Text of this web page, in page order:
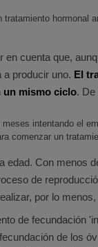
hormonal
en cuenta que,
producir uno. El
un mismo ciclo. De
intentando el
comenzar un
edad. Con menos
de
por lo
de fecundación
de los